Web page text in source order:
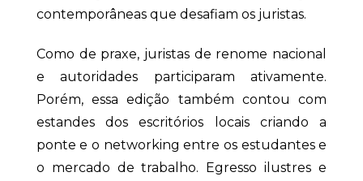
contemporâneas que desafiam os juristas.
Como de praxe, juristas de renome nacional
e autoridades participaram ativamente.
Porém, essa edição também contou com
estandes dos escritórios locais criando a
ponte e o networking entre os estudantes e
o mercado de trabalho. Egresso ilustres e